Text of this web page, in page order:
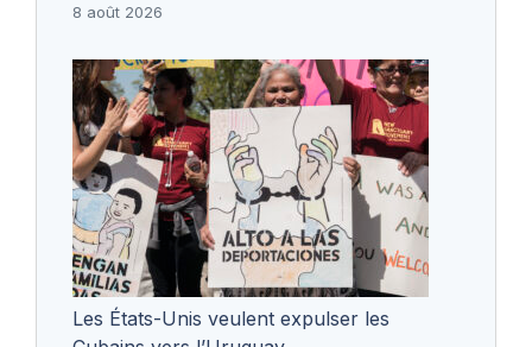
8 août 2026
Les États-Unis veulent expulser les